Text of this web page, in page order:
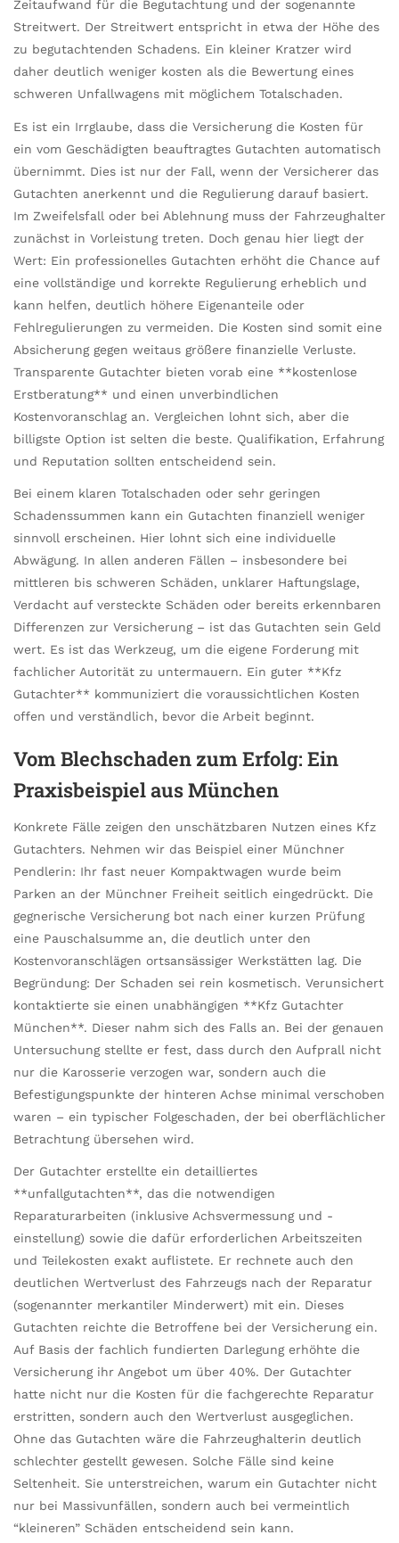
Zeitaufwand für die Begutachtung und der sogenannte
Streitwert. Der Streitwert entspricht in etwa der Höhe des
zu begutachtenden Schadens. Ein kleiner Kratzer wird
daher deutlich weniger kosten als die Bewertung eines
schweren Unfallwagens mit möglichem Totalschaden.
Es ist ein Irrglaube, dass die Versicherung die Kosten für
ein vom Geschädigten beauftragtes Gutachten automatisch
übernimmt. Dies ist nur der Fall, wenn der Versicherer das
Gutachten anerkennt und die Regulierung darauf basiert.
Im Zweifelsfall oder bei Ablehnung muss der Fahrzeughalter
zunächst in Vorleistung treten. Doch genau hier liegt der
Wert: Ein professionelles Gutachten erhöht die Chance auf
eine vollständige und korrekte Regulierung erheblich und
kann helfen, deutlich höhere Eigenanteile oder
Fehlregulierungen zu vermeiden. Die Kosten sind somit eine
Absicherung gegen weitaus größere finanzielle Verluste.
Transparente Gutachter bieten vorab eine **kostenlose
Erstberatung** und einen unverbindlichen
Kostenvoranschlag an. Vergleichen lohnt sich, aber die
billigste Option ist selten die beste. Qualifikation, Erfahrung
und Reputation sollten entscheidend sein.
Bei einem klaren Totalschaden oder sehr geringen
Schadenssummen kann ein Gutachten finanziell weniger
sinnvoll erscheinen. Hier lohnt sich eine individuelle
Abwägung. In allen anderen Fällen – insbesondere bei
mittleren bis schweren Schäden, unklarer Haftungslage,
Verdacht auf versteckte Schäden oder bereits erkennbaren
Differenzen zur Versicherung – ist das Gutachten sein Geld
wert. Es ist das Werkzeug, um die eigene Forderung mit
fachlicher Autorität zu untermauern. Ein guter **Kfz
Gutachter** kommuniziert die voraussichtlichen Kosten
offen und verständlich, bevor die Arbeit beginnt.
Vom Blechschaden zum Erfolg: Ein
Praxisbeispiel aus München
Konkrete Fälle zeigen den unschätzbaren Nutzen eines Kfz
Gutachters. Nehmen wir das Beispiel einer Münchner
Pendlerin: Ihr fast neuer Kompaktwagen wurde beim
Parken an der Münchner Freiheit seitlich eingedrückt. Die
gegnerische Versicherung bot nach einer kurzen Prüfung
eine Pauschalsumme an, die deutlich unter den
Kostenvoranschlägen ortsansässiger Werkstätten lag. Die
Begründung: Der Schaden sei rein kosmetisch. Verunsichert
kontaktierte sie einen unabhängigen **Kfz Gutachter
München**. Dieser nahm sich des Falls an. Bei der genauen
Untersuchung stellte er fest, dass durch den Aufprall nicht
nur die Karosserie verzogen war, sondern auch die
Befestigungspunkte der hinteren Achse minimal verschoben
waren – ein typischer Folgeschaden, der bei oberflächlicher
Betrachtung übersehen wird.
Der Gutachter erstellte ein detailliertes
**unfallgutachten**, das die notwendigen
Reparaturarbeiten (inklusive Achsvermessung und -
einstellung) sowie die dafür erforderlichen Arbeitszeiten
und Teilekosten exakt auflistete. Er rechnete auch den
deutlichen Wertverlust des Fahrzeugs nach der Reparatur
(sogenannter merkantiler Minderwert) mit ein. Dieses
Gutachten reichte die Betroffene bei der Versicherung ein.
Auf Basis der fachlich fundierten Darlegung erhöhte die
Versicherung ihr Angebot um über 40%. Der Gutachter
hatte nicht nur die Kosten für die fachgerechte Reparatur
erstritten, sondern auch den Wertverlust ausgeglichen.
Ohne das Gutachten wäre die Fahrzeughalterin deutlich
schlechter gestellt gewesen. Solche Fälle sind keine
Seltenheit. Sie unterstreichen, warum ein Gutachter nicht
nur bei Massivunfällen, sondern auch bei vermeintlich
“kleineren” Schäden entscheidend sein kann.